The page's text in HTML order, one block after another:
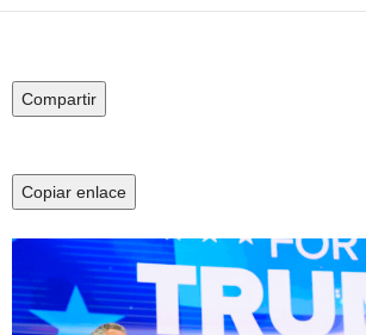
Compartir
Copiar enlace